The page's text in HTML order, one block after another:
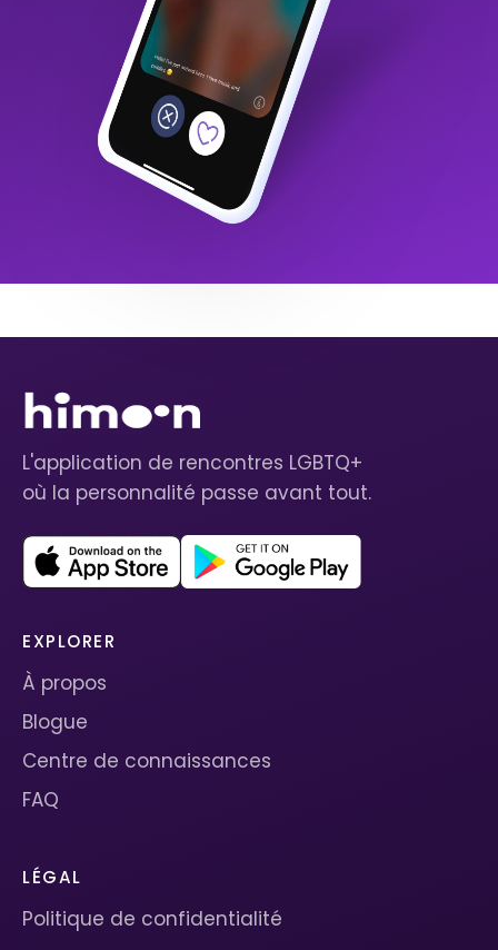
L'application de rencontres LGBTQ+
où la personnalité passe avant tout.
EXPLORER
À propos
Blogue
Centre de connaissances
FAQ
LÉGAL
Politique de confidentialité